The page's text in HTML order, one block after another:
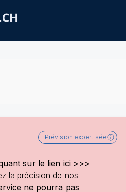
Prévision expertisée
sur le lien ici >>>
la précision de nos
ne pourra pas